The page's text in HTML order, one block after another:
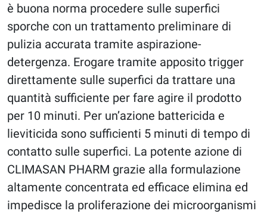
è buona norma procedere sulle superfici
sporche con un trattamento preliminare di
pulizia accurata tramite aspirazione-
detergenza. Erogare tramite apposito trigger
direttamente sulle superfici da trattare una
quantità sufficiente per fare agire il prodotto
per 10 minuti. Per un’azione battericida e
lieviticida sono sufficienti 5 minuti di tempo di
contatto sulle superfici. La potente azione di
CLIMASAN PHARM grazie alla formulazione
altamente concentrata ed efficace elimina ed
impedisce la proliferazione dei microorganismi